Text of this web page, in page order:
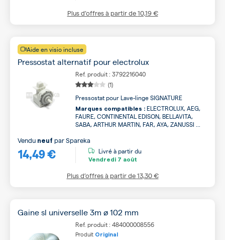
Plus d’offres à partir de10,19 €
Aide en visio incluse
Pressostat alternatif pour electrolux
Ref. produit : 3792216040
(1)
Pressostat pour Lave-linge SIGNATURE
Marques compatibles : ELECTROLUX, AEG,
FAURE, CONTINENTAL EDISON, BELLAVITA,
SABA, ARTHUR MARTIN, FAR, AYA, ZANUSSI ...
14,49 €
Vendu neuf parSpareka
Livré à partir du
Vendredi 7 août
Plus d’offres à partir de13,30 €
Gaine sl universelle 3m ø 102 mm
Ref. produit : 484000008556
Produit Original